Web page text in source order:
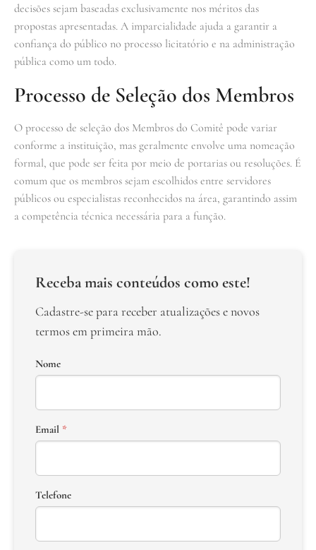
decisões sejam baseadas exclusivamente nos méritos das
propostas apresentadas. A imparcialidade ajuda a garantir a
confiança do público no processo licitatório e na administração
pública como um todo.
Processo de Seleção dos Membros
O processo de seleção dos Membros do Comitê pode variar
conforme a instituição, mas geralmente envolve uma nomeação
formal, que pode ser feita por meio de portarias ou resoluções. É
comum que os membros sejam escolhidos entre servidores
públicos ou especialistas reconhecidos na área, garantindo assim
a competência técnica necessária para a função.
Receba mais conteúdos como este!
Cadastre-se para receber atualizações e novos
termos em primeira mão.
Nome
Email *
Telefone